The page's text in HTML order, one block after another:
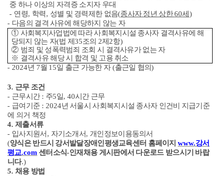
중 하나 이상의 자격증 소지자 우대
- 연령, 학력, 성별 및 경력제한 없음(종사자 정년 상한60세 )
- 다음의 결격 사유에 해당하지 않는 자
① 사회복지사업법에 따라 사회복지시설 종사자 결격사유에 해
당되지 않는 자(법 제35조의 2제 2항)
② 범죄 및 성폭력범죄 조회 시 결격사유가 없는 자
※ 결격사유 해당 시 합격 및 고용 취소
- 2024년 7월 15일 출근 가능한 자(출근일 협의)
3. 근무 조건
- 근무시간 : 주5일, 40시간 근무
- 급여기준 : 2024년 서울시 사회복지시설 종사자 인건비 지급기준
에 의거 책정
4. 제출서류
- 입사지원서 , 자기소개서, 개인정보이용동의서
(양식은 반드시 강서발달장애인평생교육센터 홈페이지www.강서
평교.com 센터소식-인재채용 게시판에서 다운로드 받으시기 바랍
니다.)
5. 채용 방법